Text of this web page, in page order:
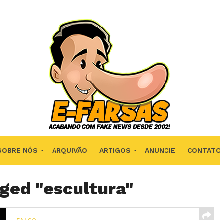
NÓS ARQUIVÃO ARTIGOS ANUNCIE CONTATO
"escultura"